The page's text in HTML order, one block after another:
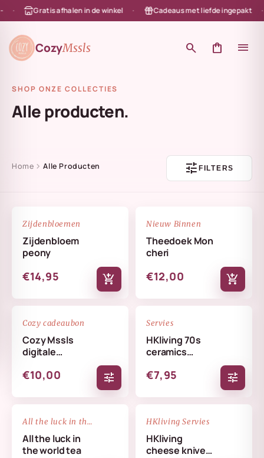
naar de content
Gratis afhalen in de winkel Cadeaus met liefde ingepakt
CozyMssls search shopping_bag menu
SHOP ONZE COLLECTIES
Alle producten.
Home chevron_rightAlle Producten tuneFILTERS
Zijdenbloemen
Zijdenbloem
peony
€14,95 add_shopping_cart
NIEUW
Nieuw Binnen
Theedoek Mon
cheri
€12,00 add_shopping_cart
Cozy cadeaubon
Cozy Mssls
digitale
Alleen online te
€10,00 tune
Servies
HKliving 70s
ceramics
€7,95 tune
All the luck in the world
All the luck in
the world tea
NIEUW
HKliving Servies
HKliving
cheese knives